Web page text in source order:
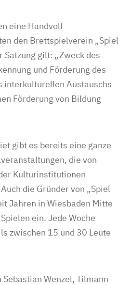
eine Handvoll
den Brettspielverein „Spiel
Satzung gilt: „Zweck des
und Förderung des
interkulturellen Austauschs
Förderung von Bildung
gibt es bereits eine ganze
die von
Kulturinstitutionen
die Gründer von „Spiel
Jahren in Wiesbaden Mitte
ein. Jede Woche
zwischen 15 und 30 Leute
Sebastian Wenzel, Tilmann